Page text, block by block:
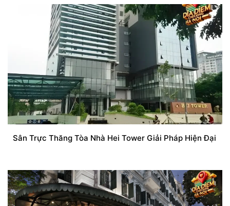
Sân Trực Thăng Tòa Nhà Hei Tower Giải Pháp Hiện Đại